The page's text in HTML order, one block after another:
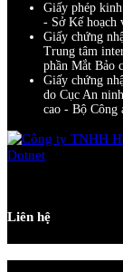
Giấy phép
- Sở Kế hoạch
Giấy chứng
Trung tâm
phần Mắt Bảo
Giấy chứng
do Cục An
cao - Bộ Công
Liên hệ